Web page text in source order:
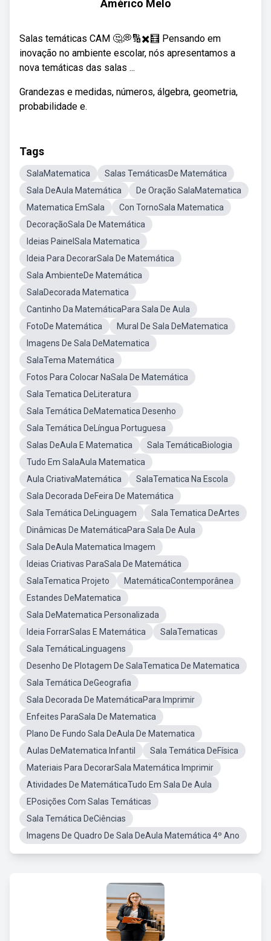
Américo Melo
Salas temáticas CAM 🤔💭🔢✖️🧮 Pensando em
inovação no ambiente escolar, nós apresentamos a
nova temáticas das salas ...
Grandezas e medidas, números, álgebra, geometria,
probabilidade e.
Tags
SalaMatematica
Salas TemáticasDe Matemática
Sala DeAula Matemática
De Oração SalaMatematica
Matematica EmSala
Con TornoSala Matematica
DecoraçãoSala De Matemática
Ideias PainelSala Matematica
Ideia Para DecorarSala De Matemática
Sala AmbienteDe Matemática
SalaDecorada Matematica
Cantinho Da MatemáticaPara Sala De Aula
FotoDe Matemática
Mural De Sala DeMatematica
Imagens De Sala DeMatematica
SalaTema Matemática
Fotos Para Colocar NaSala De Matemática
Sala Tematica DeLiteratura
Sala Temática DeMatematica Desenho
Sala Temática DeLíngua Portuguesa
Salas DeAula E Matematica
Sala TemáticaBiologia
Tudo Em SalaAula Matematica
Aula CriativaMatemática
SalaTematica Na Escola
Sala Decorada DeFeira De Matemática
Sala Temática DeLinguagem
Sala Tematica DeArtes
Dinâmicas De MatemáticaPara Sala De Aula
Sala DeAula Matematica Imagem
Ideias Criativas ParaSala De Matemática
SalaTematica Projeto
MatemáticaContemporânea
Estandes DeMatematica
Sala DeMatematica Personalizada
Ideia ForrarSalas E Matemática
SalaTematicas
Sala TemáticaLinguagens
Desenho De Plotagem De SalaTematica De Matematica
Sala Temática DeGeografia
Sala Decorada De MatemáticaPara Imprimir
Enfeites ParaSala De Matematica
Plano De Fundo Sala DeAula De Matematica
Aulas DeMatematica Infantil
Sala Temática DeFísica
Materiais Para DecorarSala Matemática Imprimir
Atividades De MatemáticaTudo Em Sala De Aula
EPosições Com Salas Temáticas
Sala Temática DeCiências
Imagens De Quadro De Sala DeAula Matemática 4º Ano